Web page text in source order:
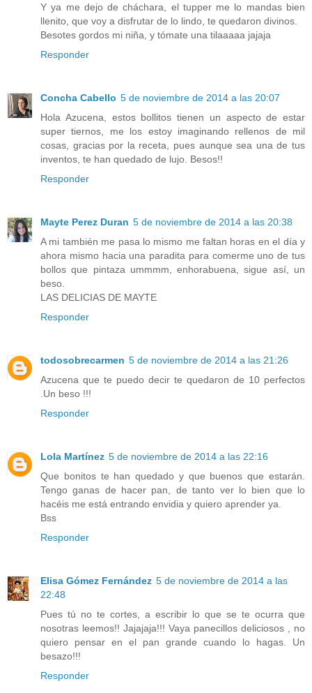
Y ya me dejo de cháchara, el tupper me lo mandas bien
llenito, que voy a disfrutar de lo lindo, te quedaron divinos.
Besotes gordos mi niña, y tómate una tilaaaaa jajaja
Responder
Concha Cabello 5 de noviembre de 2014 a las 20:07
Hola Azucena, estos bollitos tienen un aspecto de estar
super tiernos, me los estoy imaginando rellenos de mil
cosas, gracias por la receta, pues aunque sea una de tus
inventos, te han quedado de lujo. Besos!!
Responder
Mayte Perez Duran 5 de noviembre de 2014 a las 20:38
A mi también me pasa lo mismo me faltan horas en el día y
ahora mismo hacia una paradita para comerme uno de tus
bollos que pintaza ummmm, enhorabuena, sigue así, un
beso.
LAS DELICIAS DE MAYTE
Responder
todosobrecarmen 5 de noviembre de 2014 a las 21:26
Azucena que te puedo decir te quedaron de 10 perfectos
.Un beso !!!
Responder
Lola Martínez 5 de noviembre de 2014 a las 22:16
Que bonitos te han quedado y que buenos que estarán.
Tengo ganas de hacer pan, de tanto ver lo bien que lo
hacéis me está entrando envidia y quiero aprender ya.
Bss
Responder
Elisa Gómez Fernández 5 de noviembre de 2014 a las
22:48
Pues tú no te cortes, a escribir lo que se te ocurra que
nosotras leemos!! Jajajaja!!! Vaya panecillos deliciosos , no
quiero pensar en el pan grande cuando lo hagas. Un
besazo!!!
Responder